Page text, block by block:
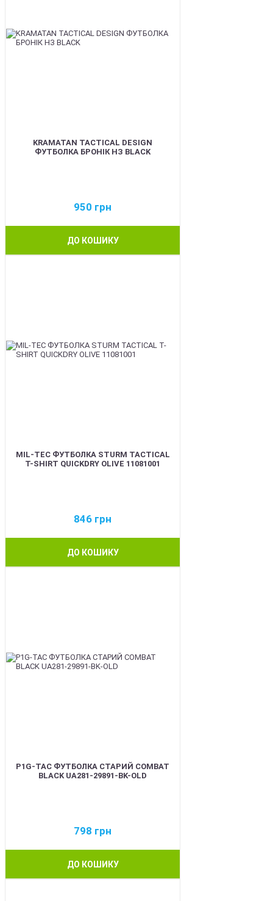
KRAMATAN TACTICAL DESIGN
ФУТБОЛКА БРОНІК НЗ BLACK
950 грн
ДО КОШИКУ
MIL-TEC ФУТБОЛКА STURM TACTICAL
T-SHIRT QUICKDRY OLIVE 11081001
846 грн
ДО КОШИКУ
P1G-TAC ФУТБОЛКА СТАРИЙ COMBAT
BLACK UA281-29891-BK-OLD
798 грн
ДО КОШИКУ